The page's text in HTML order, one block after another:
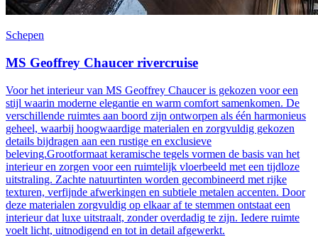
Schepen
MS Geoffrey Chaucer rivercruise
Voor het interieur van MS Geoffrey Chaucer is gekozen voor een
stijl waarin moderne elegantie en warm comfort samenkomen. De
verschillende ruimtes aan boord zijn ontworpen als één harmonieus
geheel, waarbij hoogwaardige materialen en zorgvuldig gekozen
details bijdragen aan een rustige en exclusieve
beleving.Grootformaat keramische tegels vormen de basis van het
interieur en zorgen voor een ruimtelijk vloerbeeld met een tijdloze
uitstraling. Zachte natuurtinten worden gecombineerd met rijke
texturen, verfijnde afwerkingen en subtiele metalen accenten. Door
deze materialen zorgvuldig op elkaar af te stemmen ontstaat een
interieur dat luxe uitstraalt, zonder overdadig te zijn. Iedere ruimte
voelt licht, uitnodigend en tot in detail afgewerkt.